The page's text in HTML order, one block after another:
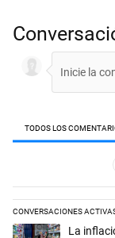
TODOS LOS
Todos los
CONVERSACIONES
Este listado
Un artículo de
La